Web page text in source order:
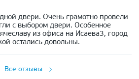
двери. Очень грамотно провели
с выбором двери. Особенное
из офиса на Исаева3, город
остались довольны.
Все отзывы